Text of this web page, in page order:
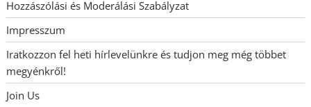
Hozzászólási és Moderálási Szabályzat
Impresszum
Iratkozzon fel heti hírlevelünkre és tudjon meg még többet
megyénkről!
Join Us